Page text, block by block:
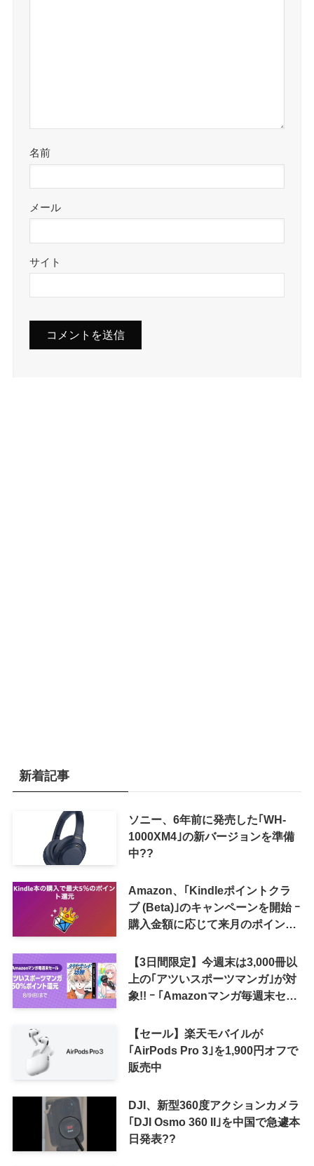
名前
メール
サイト
新着記事
ソニー、6年前に発売した｢WH-
1000XM4｣の新バージョンを準備
中??
Amazon、｢Kindleポイントクラ
ブ (Beta)｣のキャンペーンを開始 ｰ
購入金額に応じて来月のポイント
【3日間限定】今週末は3,000冊以
上の｢アツいスポーツマンガ｣が対
象!! ｰ ｢Amazonマンガ毎週末セー
【セール】楽天モバイルが
｢AirPods Pro 3｣を1,900円オフで
販売中
DJI、新型360度アクションカメラ
｢DJI Osmo 360 II｣を中国で急遽本
日発表??